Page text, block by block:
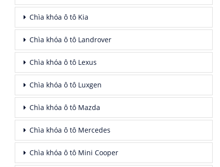
Chìa khóa ô tô Kia
Chìa khóa ô tô Landrover
Chìa khóa ô tô Lexus
Chìa khóa ô tô Luxgen
Chìa khóa ô tô Mazda
Chìa khóa ô tô Mercedes
Chìa khóa ô tô Mini Cooper